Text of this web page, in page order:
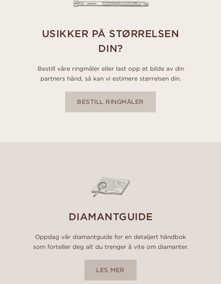
USIKKER PÅ STØRRELSEN
DIN?
Bestill våre ringmåler eller last opp et bilde av din
partners hånd, så kan vi estimere størrelsen din.
BESTILL RINGMÅLER
DIAMANTGUIDE
Oppdag vår diamantguide for en detaljert håndbok
som forteller deg alt du trenger å vite om diamanter.
LES MER